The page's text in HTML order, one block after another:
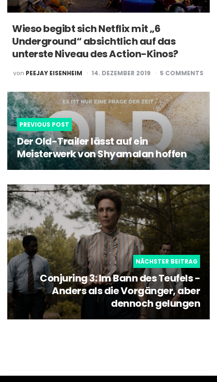
Wieso begibt sich Netflix mit „6
Underground“ absichtlich auf das
unterste Niveau des Action-Kinos?
POSTED
BY
von PEEJAY EISENHEIM 14. DEZEMBER 2019 5 COMMENTS
Post
navigation
PREVIOUS POST
Der Old-Trailer lässt auf ein
Meisterwerk von Shyamalan hoffen
NÄCHSTER BEITRAG
Conjuring 3: Im Bann des Teufels -
Anders als die Vorgänger, aber
dennoch gelungen